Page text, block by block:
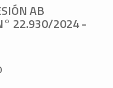
AB
22.930/2024 -